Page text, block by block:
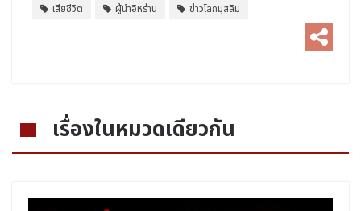
เสียชีวิต
ผู้นำอิหร่าน ข่าวโลกมุสลิม
เรื่องในหมวดเดียวกัน